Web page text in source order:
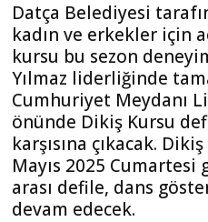
Datça Belediyesi
kadın ve erkekler için
kursu bu sezon
Yılmaz liderliğinde
Cumhuriyet Meydanı
önünde Dikiş Kursu
karşısına çıkacak.
Mayıs 2025 Cumartesi
arası defile, dans
devam edecek.